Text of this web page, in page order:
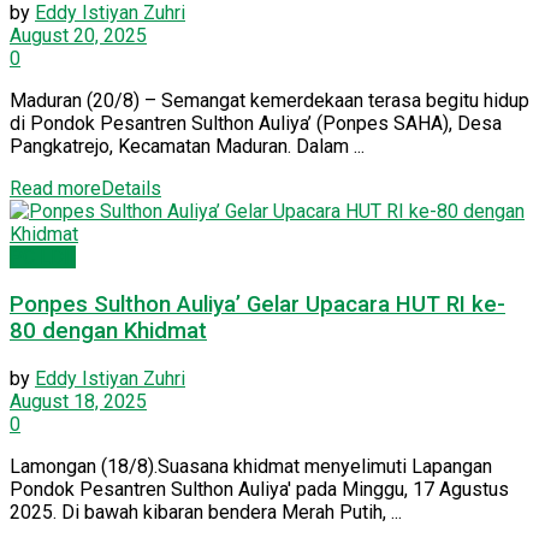
by Eddy Istiyan Zuhri
August 20, 2025
0
Maduran (20/8) – Semangat kemerdekaan terasa begitu hidup
di Pondok Pesantren Sulthon Auliya’ (Ponpes SAHA), Desa
Pangkatrejo, Kecamatan Maduran. Dalam ...
Read moreDetails
Ponpes Sulthon Auliya’ Gelar Upacara HUT RI ke-
80 dengan Khidmat
by Eddy Istiyan Zuhri
August 18, 2025
0
Lamongan (18/8).Suasana khidmat menyelimuti Lapangan
Pondok Pesantren Sulthon Auliya' pada Minggu, 17 Agustus
2025. Di bawah kibaran bendera Merah Putih, ...